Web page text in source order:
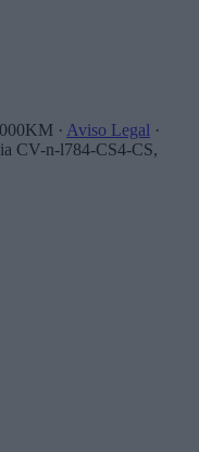
· Aviso Legal ·
CV-n-l784-CS4-CS,